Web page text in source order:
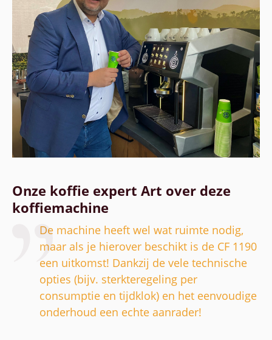
Onze koffie expert Art over deze
koffiemachine
De machine heeft wel wat ruimte nodig,
maar als je hierover beschikt is de CF 1190
een uitkomst! Dankzij de vele technische
opties (bijv. sterkteregeling per
consumptie en tijdklok) en het eenvoudige
onderhoud een echte aanrader!